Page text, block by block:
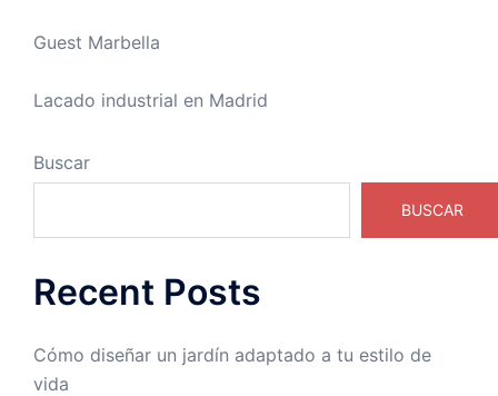
Guest Marbella
Lacado industrial en Madrid
Buscar
BUSCAR
Recent Posts
Cómo diseñar un jardín adaptado a tu estilo de
vida